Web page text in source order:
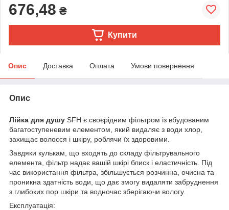
676,48 ₴
Купити
Опис Доставка Оплата Умови повернення
Опис
Лійка для душу SFH є своєрідним фільтром із вбудованим
багатоступеневим елементом, який видаляє з води хлор,
захищає волосся і шкіру, роблячи їх здоровими.
Завдяки кулькам, що входять до складу фільтрувального
елемента, фільтр надає вашій шкірі блиск і еластичність. Під
час використання фільтра, збільшується розчинна, очисна та
проникна здатність води, що дає змогу видаляти забруднення
з глибоких пор шкіри та водночас зберігаючи вологу.
Експлуатація: